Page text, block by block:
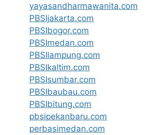
yayasandharmawanita.com
PBSIjakarta.com
PBSIbogor.com
PBSImedan.com
PBSIlampung.com
PBSIkaltim.com
PBSIsumbar.com
PBSIbaubau.com
PBSIbitung.com
pbsipekanbaru.com
perbasimedan.com